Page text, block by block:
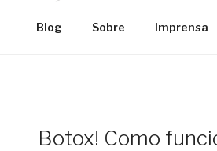
Blog Sobre Imprensa
Botox! Como